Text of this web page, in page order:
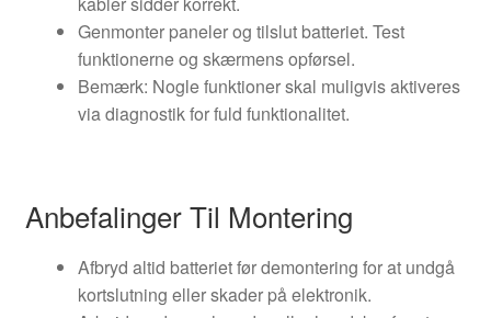
Genmonter paneler og tilslut batteriet. Test
funktionerne og skærmens opførsel.
Bemærk: Nogle funktioner skal muligvis aktiveres
via diagnostik for fuld funktionalitet.
Anbefalinger Til Montering
Afbryd altid batteriet før demontering for at undgå
kortslutning eller skader på elektronik.